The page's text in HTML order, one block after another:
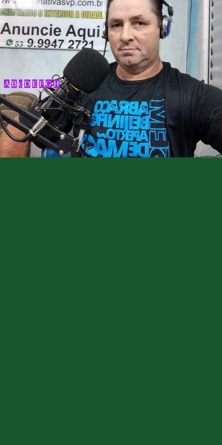
A B c D E F G H